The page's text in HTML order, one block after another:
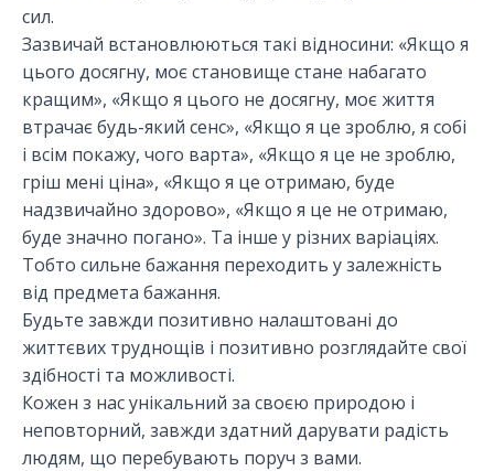
сил.
Зазвичай встановлюються такі відносини: «Якщо я
цього досягну, моє становище стане набагато
кращим», «Якщо я цього не досягну, моє життя
втрачає будь-який сенс», «Якщо я це зроблю, я собі
і всім покажу, чого варта», «Якщо я це не зроблю,
гріш мені ціна», «Якщо я це отримаю, буде
надзвичайно здорово», «Якщо я це не отримаю,
буде значно погано». Та інше у різних варіаціях.
Тобто сильне бажання переходить у залежність
від предмета бажання.
Будьте завжди позитивно налаштовані до
життєвих труднощів і позитивно розглядайте свої
здібності та можливості.
Кожен з нас унікальний за своєю природою і
неповторний, завжди здатний дарувати радість
людям, що перебувають поруч з вами.